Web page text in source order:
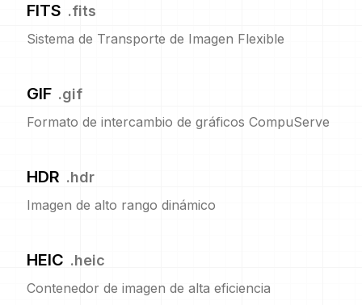
FITS .fits
Sistema de Transporte de Imagen Flexible
GIF .gif
Formato de intercambio de gráficos CompuServe
HDR .hdr
Imagen de alto rango dinámico
HEIC .heic
Contenedor de imagen de alta eficiencia